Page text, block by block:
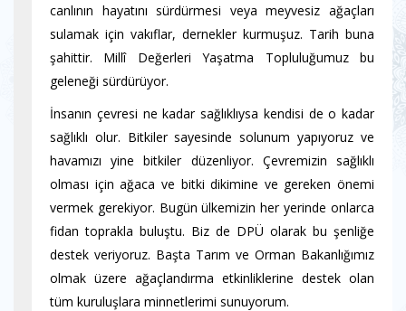
canlının hayatını sürdürmesi veya meyvesiz ağaçları
sulamak için vakıflar, dernekler kurmuşuz. Tarih buna
şahittir. Millî Değerleri Yaşatma Topluluğumuz bu
geleneği sürdürüyor.
İnsanın çevresi ne kadar sağlıklıysa kendisi de o kadar
sağlıklı olur. Bitkiler sayesinde solunum yapıyoruz ve
havamızı yine bitkiler düzenliyor. Çevremizin sağlıklı
olması için ağaca ve bitki dikimine ve gereken önemi
vermek gerekiyor. Bugün ülkemizin her yerinde onlarca
fidan toprakla buluştu. Biz de DPÜ olarak bu şenliğe
destek veriyoruz. Başta Tarım ve Orman Bakanlığımız
olmak üzere ağaçlandırma etkinliklerine destek olan
tüm kuruluşlara minnetlerimi sunuyorum.